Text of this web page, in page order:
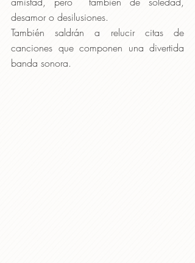
desamor o desilusiones.
También saldrán a relucir citas de
canciones que componen una divertida
banda sonora.